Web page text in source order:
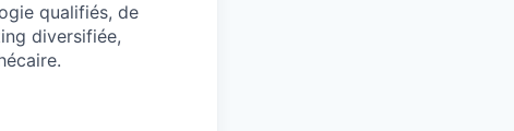
qualifiés, de
diversifiée,